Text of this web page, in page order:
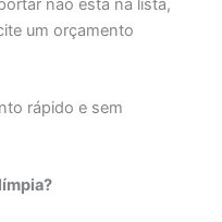
um orçamento
rápido e sem